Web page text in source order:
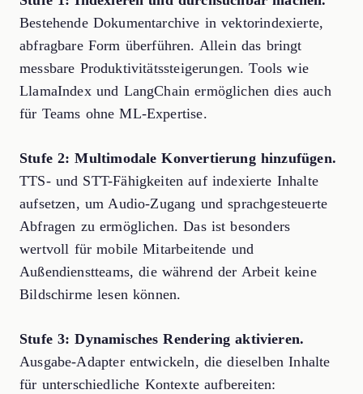
Bestehende Dokumentarchive in vektorindexierte,
abfragbare Form überführen. Allein das bringt
messbare Produktivitätssteigerungen. Tools wie
LlamaIndex und LangChain ermöglichen dies auch
für Teams ohne ML-Expertise.
Stufe 2: Multimodale Konvertierung hinzufügen.
TTS- und STT-Fähigkeiten auf indexierte Inhalte
aufsetzen, um Audio-Zugang und sprachgesteuerte
Abfragen zu ermöglichen. Das ist besonders
wertvoll für mobile Mitarbeitende und
Außendienstteams, die während der Arbeit keine
Bildschirme lesen können.
Stufe 3: Dynamisches Rendering aktivieren.
Ausgabe-Adapter entwickeln, die dieselben Inhalte
für unterschiedliche Kontexte aufbereiten: